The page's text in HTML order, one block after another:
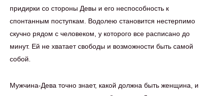
придирки со стороны Девы и его неспособность к
спонтанным поступкам. Водолею становится нестерпимо
скучно рядом с человеком, у которого все расписано до
минут. Ей не хватает свободы и возможности быть самой
собой.
Мужчина-Дева точно знает, какой должна быть женщина, и